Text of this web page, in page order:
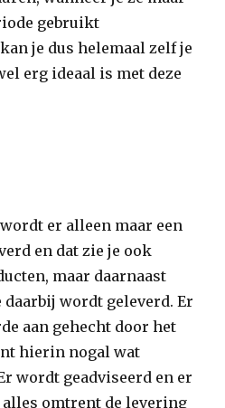
gebruikt
je dus helemaal zelf je
erg ideaal is met deze
er alleen maar een
en dat zie je ook
maar daarnaast
wordt geleverd. Er
aan gehecht door het
hierin nogal wat
wordt geadviseerd en er
omtrent de levering